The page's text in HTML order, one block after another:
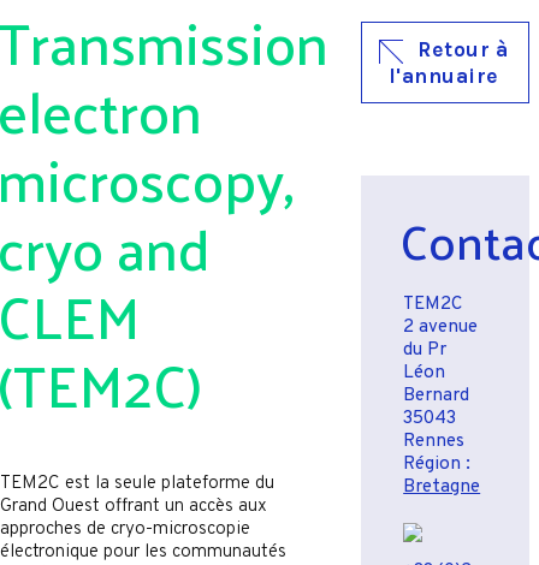
and
TEM2C est la seule plateforme du
Grand Ouest offrant un accès aux
approches de cryo-microscopie
électronique pour les communautés
Retour à
l'annuaire
TEM2C
2 avenue
du Pr
Léon
Bernard
35043
Rennes
Région :
Bretagne